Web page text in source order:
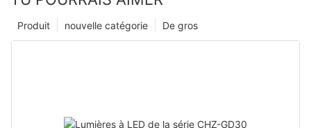
De gros
nouvelle catégorie
Produit